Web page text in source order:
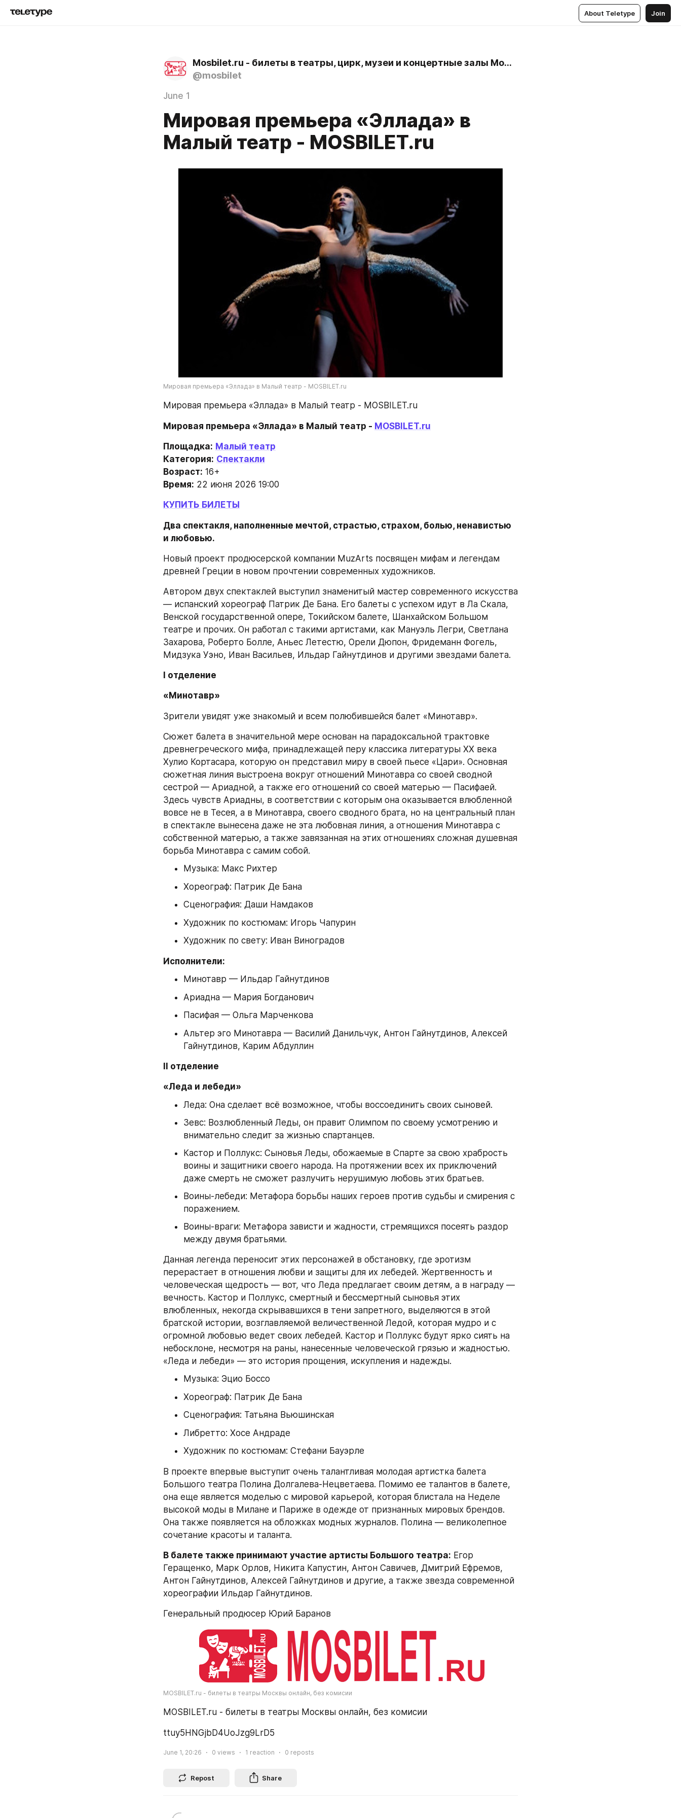
About Teletype Join
Mosbilet.ru - билеты в театры, цирк, музеи и концертные залы Москвы
@mosbilet
June 1
Мировая премьера «Эллада» в
Малый театр - MOSBILET.ru
Мировая премьера «Эллада» в Малый театр - MOSBILET.ru
Мировая премьера «Эллада» в Малый театр - MOSBILET.ru
Мировая премьера «Эллада» в Малый театр - MOSBILET.ru
Площадка: Малый театр
Категория: Спектакли
Возраст: 16+
Время: 22 июня 2026 19:00
КУПИТЬ БИЛЕТЫ
Два спектакля, наполненные мечтой, страстью, страхом, болью, ненавистью
и любовью.
Новый проект продюсерской компании MuzArts посвящен мифам и легендам
древней Греции в новом прочтении современных художников.
Автором двух спектаклей выступил знаменитый мастер современного искусства
— испанский хореограф Патрик Де Бана. Его балеты с успехом идут в Ла Скала,
Венской государственной опере, Токийском балете, Шанхайском Большом
театре и прочих. Он работал с такими артистами, как Мануэль Легри, Светлана
Захарова, Роберто Болле, Аньес Летестю, Орели Дюпон, Фридеманн Фогель,
Мидзука Уэно, Иван Васильев, Ильдар Гайнутдинов и другими звездами балета.
I отделение
«Минотавр»
Зрители увидят уже знакомый и всем полюбившейся балет «Минотавр».
Сюжет балета в значительной мере основан на парадоксальной трактовке
древнегреческого мифа, принадлежащей перу классика литературы ХХ века
Хулио Кортасара, которую он представил миру в своей пьесе «Цари». Основная
сюжетная линия выстроена вокруг отношений Минотавра со своей сводной
сестрой — Ариадной, а также его отношений со своей матерью — Пасифаей.
Здесь чувств Ариадны, в соответствии с которым она оказывается влюбленной
вовсе не в Тесея, а в Минотавра, своего сводного брата, но на центральный план
в спектакле вынесена даже не эта любовная линия, а отношения Минотавра с
собственной матерью, а также завязанная на этих отношениях сложная душевная
борьба Минотавра с самим собой.
Музыка: Макс Рихтер
Хореограф: Патрик Де Бана
Сценография: Даши Намдаков
Художник по костюмам: Игорь Чапурин
Художник по свету: Иван Виноградов
Исполнители:
Минотавр — Ильдар Гайнутдинов
Ариадна — Мария Богданович
Пасифая — Ольга Марченкова
Альтер эго Минотавра — Василий Данильчук, Антон Гайнутдинов, Алексей
Гайнутдинов, Карим Абдуллин
II отделение
«Леда и лебеди»
Леда: Она сделает всё возможное, чтобы воссоединить своих сыновей.
Зевс: Возлюбленный Леды, он правит Олимпом по своему усмотрению и
внимательно следит за жизнью спартанцев.
Кастор и Поллукс: Сыновья Леды, обожаемые в Спарте за свою храбрость
воины и защитники своего народа. На протяжении всех их приключений
даже смерть не сможет разлучить нерушимую любовь этих братьев.
Воины-лебеди: Метафора борьбы наших героев против судьбы и смирения с
поражением.
Воины-враги: Метафора зависти и жадности, стремящихся посеять раздор
между двумя братьями.
Данная легенда переносит этих персонажей в обстановку, где эротизм
перерастает в отношения любви и защиты для их лебедей. Жертвенность и
человеческая щедрость — вот, что Леда предлагает своим детям, а в награду —
вечность. Кастор и Поллукс, смертный и бессмертный сыновья этих
влюбленных, некогда скрывавшихся в тени запретного, выделяются в этой
братской истории, возглавляемой величественной Ледой, которая мудро и с
огромной любовью ведет своих лебедей. Кастор и Поллукс будут ярко сиять на
небосклоне, несмотря на раны, нанесенные человеческой грязью и жадностью.
«Леда и лебеди» — это история прощения, искупления и надежды.
Музыка: Эцио Боссо
Хореограф: Патрик Де Бана
Сценография: Татьяна Вьюшинская
Либретто: Хосе Андраде
Художник по костюмам: Стефани Бауэрле
В проекте впервые выступит очень талантливая молодая артистка балета
Большого театра Полина Долгалева-Нецветаева. Помимо ее талантов в балете,
она еще является моделью с мировой карьерой, которая блистала на Неделе
высокой моды в Милане и Париже в одежде от признанных мировых брендов.
Она также появляется на обложках модных журналов. Полина — великолепное
сочетание красоты и таланта.
В балете также принимают участие артисты Большого театра: Егор
Геращенко, Марк Орлов, Никита Капустин, Антон Савичев, Дмитрий Ефремов,
Антон Гайнутдинов, Алексей Гайнутдинов и другие, а также звезда современной
хореографии Ильдар Гайнутдинов.
Генеральный продюсер Юрий Баранов
MOSBILET.ru - билеты в театры Москвы онлайн, без комисии
MOSBILET.ru - билеты в театры Москвы онлайн, без комисии
ttuy5HNGjbD4UoJzg9LrD5
June 1, 20:26 0 views 1 reaction 0 reposts
Repost Share